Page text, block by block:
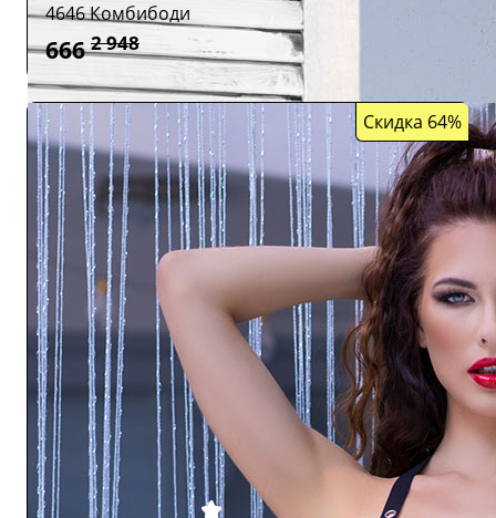
4646 Комбибоди
666 2 948
Скидка 64%